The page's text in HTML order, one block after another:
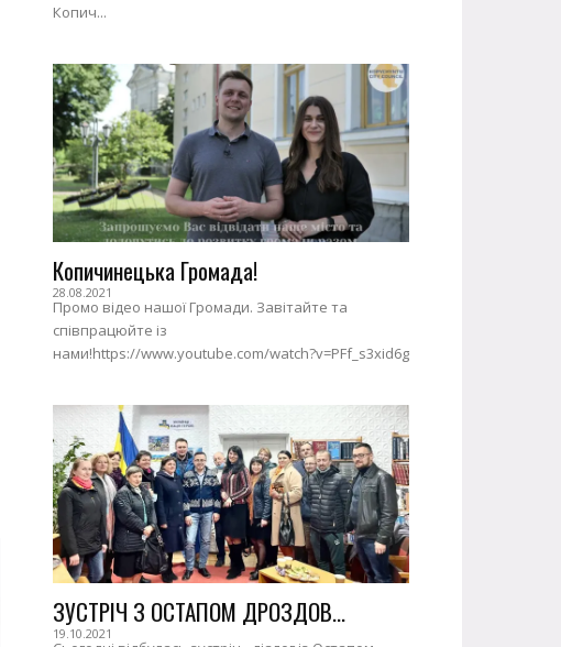
Копич...
Копичинецька Громада!
28.08.2021
Промо відео нашої Громади. Завітайте та
співпрацюйте із
нами!https://www.youtube.com/watch?v=PFf_s3xid6g
ЗУСТРІЧ З ОСТАПОМ ДРОЗДОВ...
19.10.2021